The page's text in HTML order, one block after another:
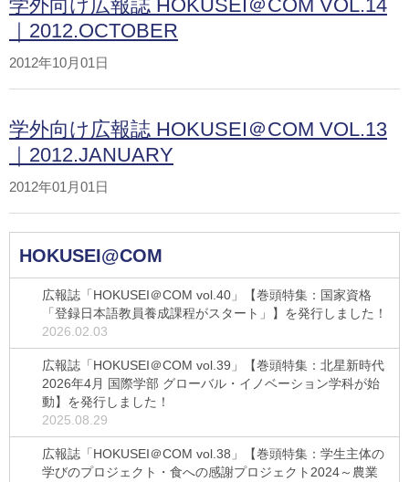
学外向け広報誌 HOKUSEI＠COM VOL.14
｜2012.OCTOBER
2012年10月01日
学外向け広報誌 HOKUSEI＠COM VOL.13
｜2012.JANUARY
2012年01月01日
HOKUSEI@COM
広報誌「HOKUSEI＠COM vol.40」【巻頭特集：国家資格
「登録日本語教員養成課程がスタート」】を発行しました！
2026.02.03
広報誌「HOKUSEI＠COM vol.39」【巻頭特集：北星新時代
2026年4月 国際学部 グローバル・イノベーション学科が始
動】を発行しました！
2025.08.29
広報誌「HOKUSEI＠COM vol.38」【巻頭特集：学生主体の
学びのプロジェクト・食への感謝プロジェクト2024～農業